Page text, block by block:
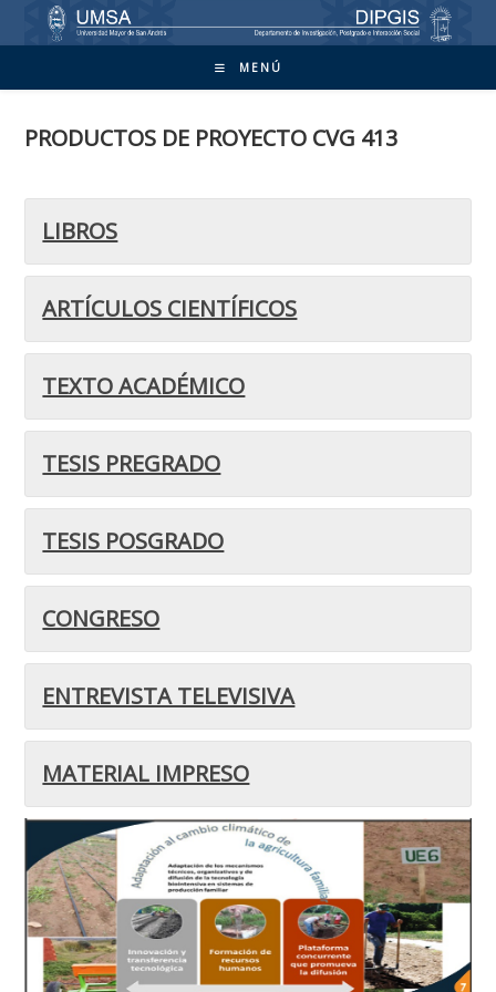
al
MENÚ
PRODUCTOS DE PROYECTO CVG 413
LIBROS
ARTÍCULOS CIENTÍFICOS
TEXTO ACADÉMICO
TESIS PREGRADO
TESIS POSGRADO
CONGRESO
ENTREVISTA TELEVISIVA
MATERIAL IMPRESO